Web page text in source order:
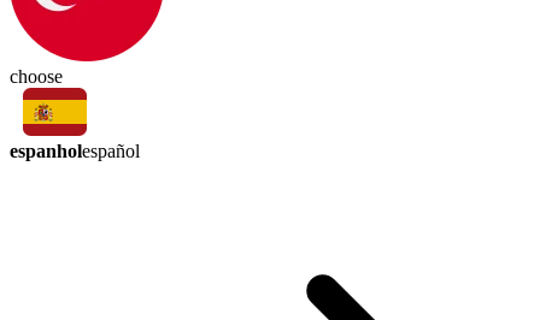
choose
espanholespañol